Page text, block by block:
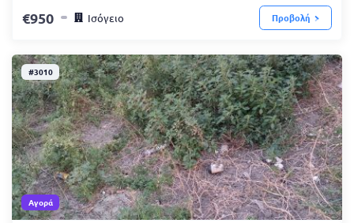
950 Ισόγειο Προβολή
#3010
Αγορά